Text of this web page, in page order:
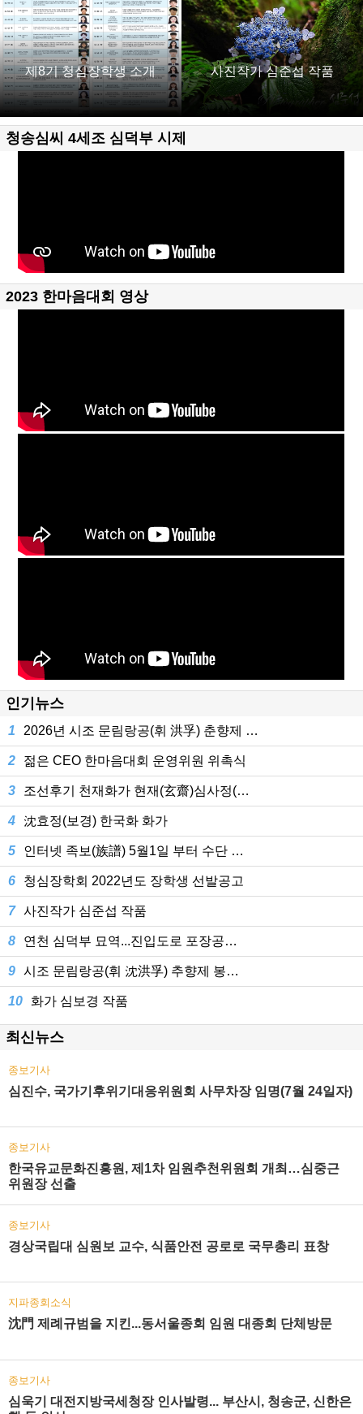
제8기 청심장학생 소개 사진작가 심준섭 작품
청송심씨 4세조 심덕부 시제
2023 한마음대회 영상
인기뉴스
1 2026년 시조 문림랑공(휘 洪孚) 춘향제 …
2 젊은 CEO 한마음대회 운영위원 위촉식
3 조선후기 천재화가 현재(玄齋)심사정(…
4 沈효정(보경) 한국화 화가
5 인터넷 족보(族譜) 5월1일 부터 수단 …
6 청심장학회 2022년도 장학생 선발공고
7 사진작가 심준섭 작품
8 연천 심덕부 묘역...진입도로 포장공…
9 시조 문림랑공(휘 沈洪孚) 추향제 봉…
10 화가 심보경 작품
최신뉴스
종보기사
심진수, 국가기후위기대응위원회 사무차장 임명(7월 24일자)
종보기사
한국유교문화진흥원, 제1차 임원추천위원회 개최…심중근
위원장 선출
종보기사
경상국립대 심원보 교수, 식품안전 공로로 국무총리 표창
지파종회소식
沈門 제례규범을 지킨...동서울종회 임원 대종회 단체방문
종보기사
심욱기 대전지방국세청장 인사발령... 부산시, 청송군, 신한은